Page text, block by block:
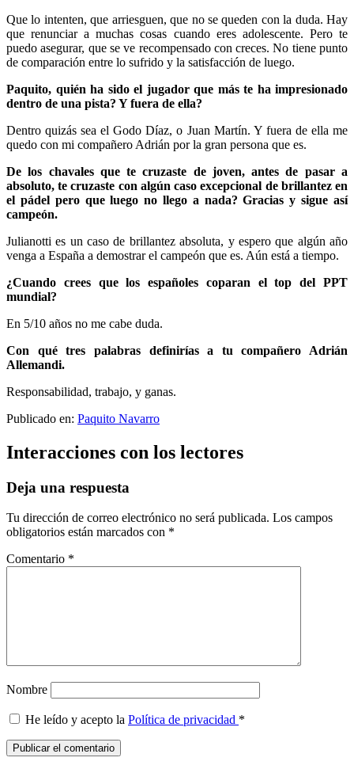
Que lo intenten, que arriesguen, que no se queden con la duda. Hay
que renunciar a muchas cosas cuando eres adolescente. Pero te
puedo asegurar, que se ve recompensado con creces. No tiene punto
de comparación entre lo sufrido y la satisfacción de luego.
Paquito, quién ha sido el jugador que más te ha impresionado
dentro de una pista? Y fuera de ella?
Dentro quizás sea el Godo Díaz, o Juan Martín. Y fuera de ella me
quedo con mi compañero Adrián por la gran persona que es.
De los chavales que te cruzaste de joven, antes de pasar a
absoluto, te cruzaste con algún caso excepcional de brillantez en
el pádel pero que luego no llego a nada? Gracias y sigue así
campeón.
Julianotti es un caso de brillantez absoluta, y espero que algún año
venga a España a demostrar el campeón que es. Aún está a tiempo.
¿Cuando crees que los españoles coparan el top del PPT
mundial?
En 5/10 años no me cabe duda.
Con qué tres palabras definirías a tu compañero Adrián
Allemandi.
Responsabilidad, trabajo, y ganas.
Publicado en: Paquito Navarro
Interacciones con los lectores
Deja una respuesta
Tu dirección de correo electrónico no será publicada. Los campos
obligatorios están marcados con *
Comentario *
Nombre
He leído y acepto la Política de privacidad *